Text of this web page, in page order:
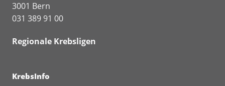
3001 Bern
031 389 91 00
Regionale Krebsligen
KrebsInfo